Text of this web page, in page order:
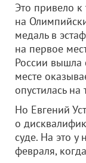
Это привело к
на
медаль в
на первое
России вышла
месте
опустилась на
Но Евгений
о
суде. На это у
февраля,